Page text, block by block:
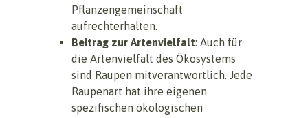
Pflanzengemeinschaft
aufrechterhalten.
Beitrag zur Artenvielfalt: Auch für
die Artenvielfalt des Ökosystems
sind Raupen mitverantwortlich. Jede
Raupenart hat ihre eigenen
spezifischen ökologischen